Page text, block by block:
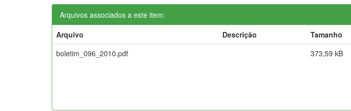
Arquivos associados a este item:
Arquivo
Descrição Tamanho
boletim_096_2010.pdf
373,59 kB